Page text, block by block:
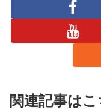
関連記事はこ